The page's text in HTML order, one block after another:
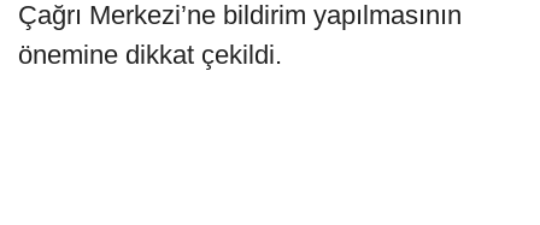
Çağrı Merkezi’ne bildirim yapılmasının
önemine dikkat çekildi.